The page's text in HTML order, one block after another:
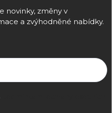
novinky, změny v
a zvýhodněné nabídky.